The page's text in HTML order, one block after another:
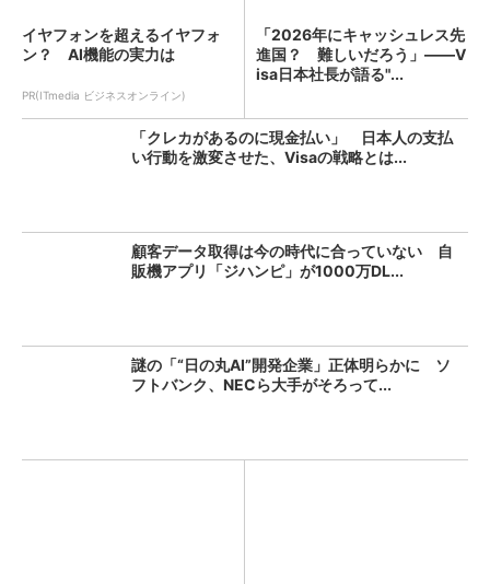
イヤフォンを超えるイヤフォ
ン？ AI機能の実力は
PR(ITmedia ビジネスオンライン)
「2026年にキャッシュレス先
進国？ 難しいだろう」――V
isa日本社長が語る"...
「クレカがあるのに現金払い」 日本人の支払
い行動を激変させた、Visaの戦略とは...
顧客データ取得は今の時代に合っていない 自
販機アプリ「ジハンピ」が1000万DL...
謎の「“日の丸AI”開発企業」正体明らかに ソ
フトバンク、NECら大手がそろって...